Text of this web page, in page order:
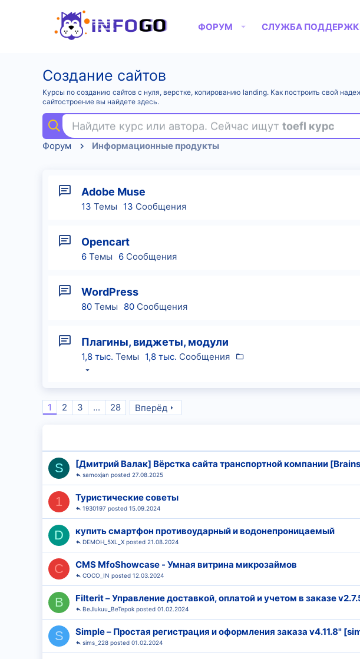
ФОРУМ СЛУЖБА
Создание сайтов
Курсы по созданию сайтов с нуля, верстке, копированию landing. Как построить свой
сайтостроение вы найдете здесь.
Найдите курс или автора. Сейчас ищут toefl курс
Форум
Информационные продукты
Adobe Muse
13 Темы 13 Сообщения
Opencart
6 Темы 6 Сообщения
WordPress
80 Темы 80 Сообщения
Плагины, виджеты, модули
1,8 тыс. Темы 1,8 тыс. Сообщения
1 2 3 ... 28 Вперёд
S [Дмитрий Валак] Вёрстка сайта транспортной компании
27.08.2025
samoxjan
1 Туристические советы
15.09.2024
1930197
D купить смартфон противоударный и водонепроницаемый
21.08.2024
DEMOH_5XL_X
C CMS MfoShowcase - Умная витрина микрозаймов
12.03.2024
COCO_IN
B Filterit – Управление доставкой, оплатой и учетом в заказе
01.02.2024
BeJlukuu_BeTepok
S Simple – Простая регистрация и оформления заказа v4.11.8"
01.02.2024
sims_228